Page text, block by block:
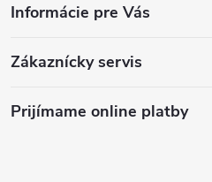
Informácie pre Vás
Zákaznícky servis
Prijímame online platby